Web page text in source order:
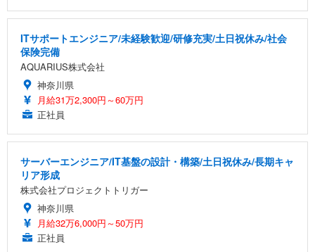
ITサポートエンジニア/未経験歓迎/研修充実/土日祝休み/社会
保険完備
AQUARIUS株式会社
神奈川県
月給31万2,300円～60万円
正社員
サーバーエンジニア/IT基盤の設計・構築/土日祝休み/長期キャ
リア形成
株式会社プロジェクトトリガー
神奈川県
月給32万6,000円～50万円
正社員